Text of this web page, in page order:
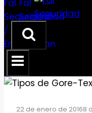
22 de enero de 20168